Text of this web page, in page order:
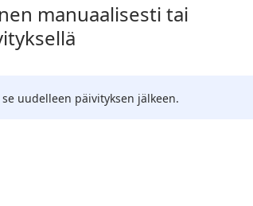
manuaalisesti tai
uudelleen päivityksen jälkeen.